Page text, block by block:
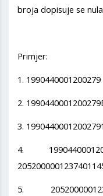
broja dopisuje se
Primjer:
1. 1990440001200279
2.
3.
4.
5.